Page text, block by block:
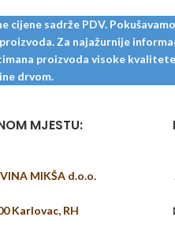
cijene sadrže PDV.
Za najažurnije
proizvoda visoke
drvom.
MJESTU:
MIKŠA d.o.o.
Karlovac, RH